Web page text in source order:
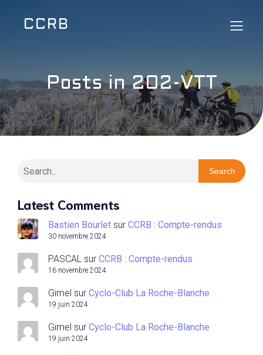
CCRB
Posts in 202-VTT
Search
Latest Comments
Bastien Bourlet sur CCRB : Compte-rendus
30 novembre 2024
PASCAL sur CCRB : Compte-rendus
16 novembre 2024
Gimel sur Cyclo-Club La Roche-Blanche
19 juin 2024
Gimel sur Cyclo-Club La Roche-Blanche
19 juin 2024